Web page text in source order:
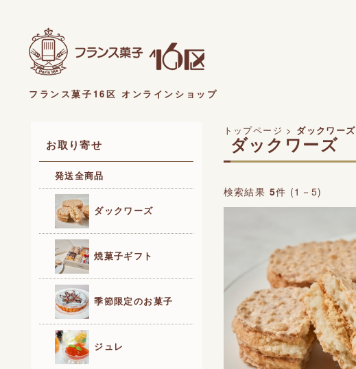
フランス菓子16区 オンラインショップ
お取り寄せ
発送全商品
ダックワーズ
焼菓子ギフト
季節限定のお菓子
ジュレ
トップページ > ダックワーズ
ダックワーズ
検索結果 5件 (1－5)